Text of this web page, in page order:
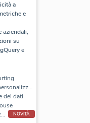
a
e
aziendali,
su
e
Metriche e dimensioni personalizzate
dei dati
Google Sheets esportazione add-on
NOVITÀ